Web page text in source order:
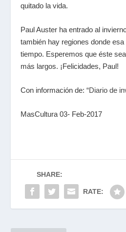
quitado la vida.
Paul Auster ha entrado al
también hay regiones donde
tiempo. Esperemos que éste
más largos. ¡Felicidades, Paul!
Con información de:“Diario de
MasCultura 03- Feb-2017
SHARE:
RATE: